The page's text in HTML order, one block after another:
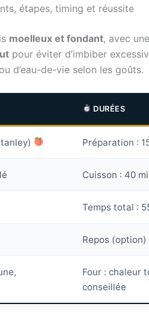
étapes, timing et réussite
moelleux et fondant, avec
pour éviter d’imbiber
d’eau-de-vie selon les goûts.
DURÉES
Préparation :
Cuisson : 40
Temps total :
Repos (option)
Four : chaleur
conseillée